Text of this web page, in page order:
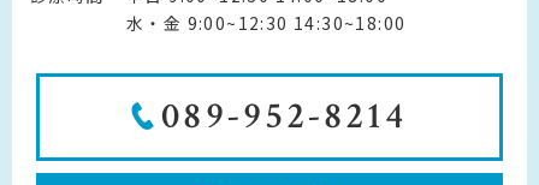
水・金 9:00~12:30 14:30~18:00
089-952-8214